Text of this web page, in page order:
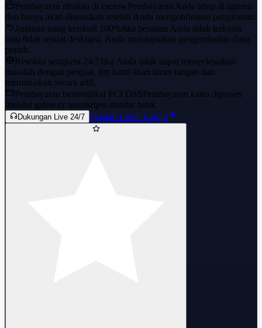
Pembayaran ditahan di escrowPembayaran Anda tetap di igitems
dan hanya akan diteruskan setelah Anda mengonfirmasi pengiriman.
Jaminan uang kembali 100%Jika pesanan Anda tidak terkirim
atau tidak sesuai deskripsi, Anda mendapatkan pengembalian dana
penuh.
Resolusi sengketa 24/7 Jika Anda tidak dapat menyelesaikan
masalah dengan penjual, tim kami akan turun tangan dan
memutuskan secara adil.
Pembayaran bersertifikat PCI DSSPembayaran kartu diproses
melalui gateway terenkripsi standar bank.
Dukungan Live 24/7 Pelajari Lebih Lanjut